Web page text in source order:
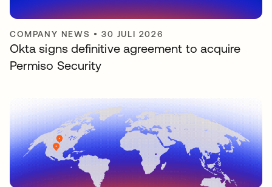
COMPANY NEWS •30 JULI 2026
Okta signs definitive agreement to acquire
Permiso Security